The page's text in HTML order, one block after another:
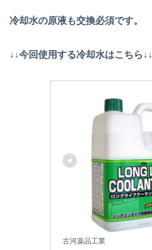
冷却水の原液も交換必須です。
↓↓今回使用する冷却水はこちら↓↓
古河薬品工業